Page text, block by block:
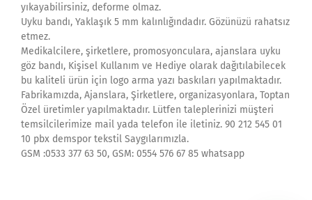
yıkayabilirsiniz, deforme olmaz.
Uyku bandı, Yaklaşık 5 mm kalınlığındadır. Gözünüzü rahatsız
etmez.
Medikalcilere, şirketlere, promosyonculara, ajanslara uyku
göz bandı, Kişisel Kullanım ve Hediye olarak dağıtılabilecek
bu kaliteli ürün için logo arma yazı baskıları yapılmaktadır.
Fabrikamızda, Ajanslara, Şirketlere, organizasyonlara, Toptan
Özel üretimler yapılmaktadır. Lütfen taleplerinizi müşteri
temsilcilerimize mail yada telefon ile iletiniz. 90 212 545 01
10 pbx demspor tekstil Saygılarımızla.
GSM :0533 377 63 50, GSM: 0554 576 67 85 whatsapp